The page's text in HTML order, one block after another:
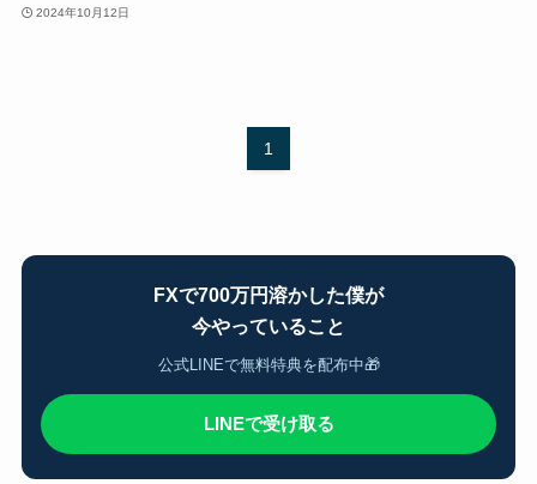
2024年10月12日
1
FXで700万円溶かした僕が
今やっていること
公式LINEで無料特典を配布中🎁
LINEで受け取る